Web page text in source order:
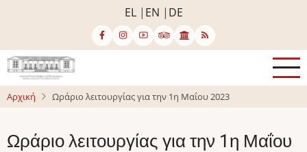
κυρίως
περιεχόμενο
EL EN DE
Αρχική Ωράριο λειτουργίας για την 1η Μαΐου 2023
Ωράριο λειτουργίας για την 1η Μαΐου